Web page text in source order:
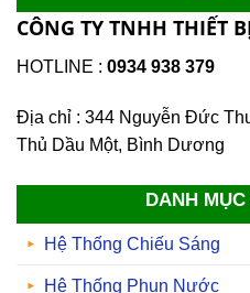
CÔNG TY TNHH THIẾT
HOTLINE : 0934 938 379
Địa chỉ : 344 Nguyễn Đức
Thủ Dầu Một, Bình Dương
DANH
Hệ Thống Chiếu Sáng
Hệ Thống Phun Nước